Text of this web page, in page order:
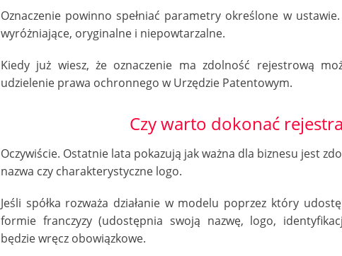
Oznaczenie powinno spełniać parametry określone w
wyróżniające, oryginalne i niepowtarzalne.
Kiedy już wiesz, że oznaczenie ma zdolność rejestrową
udzielenie prawa ochronnego w Urzędzie Patentowym.
Czy warto dokonać
Oczywiście. Ostatnie lata pokazują jak ważna dla biznesu jest
nazwa czy charakterystyczne logo.
Jeśli spółka rozważa działanie w modelu poprzez który
formie franczyzy (udostępnia swoją nazwę, logo,
będzie wręcz obowiązkowe.